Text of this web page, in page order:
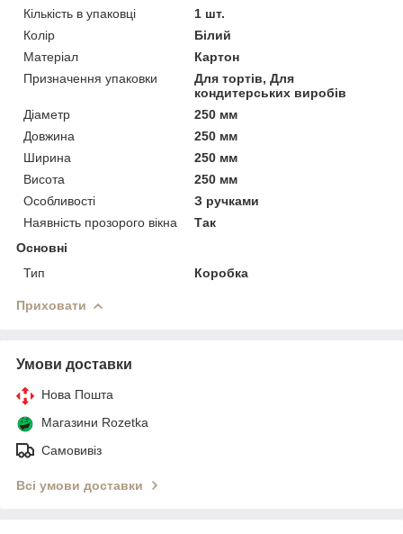
Кількість в упаковці
1 шт.
Колір
Білий
Матеріал
Картон
Призначення упаковки
Для тортів, Для
кондитерських виробів
Діаметр
250 мм
Довжина
250 мм
Ширина
250 мм
Висота
250 мм
Особливості
З ручками
Наявність прозорого вікна
Так
Основні
Тип
Коробка
Приховати
Умови доставки
Нова Пошта
Магазини Rozetka
Самовивіз
Всі умови доставки